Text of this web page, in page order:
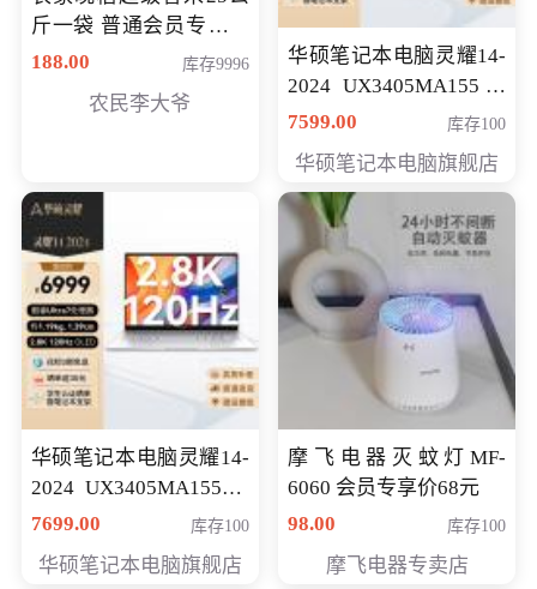
斤一袋 普通会员专享价
格178元
188.00 库存9996
农民李大爷
华硕笔记本电脑灵耀14-
2024 UX3405MA155冰
川银 oled 智慧轻薄本 会
7599.00 库存100
华硕笔记本电脑旗舰店
华硕笔记本电脑灵耀14-
2024 UX3405MA155夜
空蓝 oled 智慧轻薄本 会
7699.00 库存100
华硕笔记本电脑旗舰店
摩飞电器灭蚊灯MF-
6060 会员专享价68元
98.00
库存100
摩飞电器专卖店